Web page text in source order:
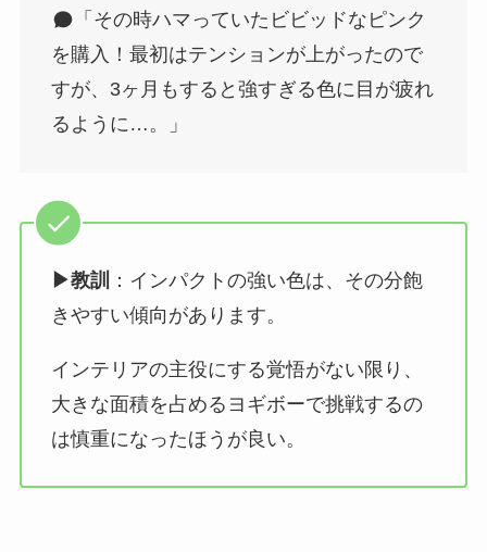
「その時ハマっていたビビッドなピンク
を購入！最初はテンションが上がったので
すが、3ヶ月もすると強すぎる色に目が疲れ
るように…。」
▶︎教訓
：インパクトの強い色は、その分飽
きやすい傾向があります。
インテリアの主役にする覚悟がない限り、
大きな面積を占めるヨギボーで挑戦するの
は慎重になったほうが良い。